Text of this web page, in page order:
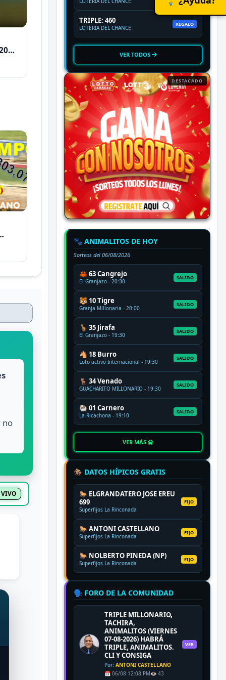
no
VIVO
TRIPLE: 460
LOTERIA DEL CHANCE
REGALO
VER TODOS
DESTACADO
🐾 ANIMALITOS DE HOY
Sorteos del 06/08/2026
🦀 63 Cangrejo
El Granjazo - 20:30
SALIDO
🐯 10 Tigre
Granja Millonaria - 20:00
SALIDO
🦒 35 Jirafa
El Granjazo - 19:30
SALIDO
🐴 18 Burro
Loto activo Internacional - 19:30
SALIDO
🦌 34 Venado
GUACHARITO MILLONARIO - 19:30
SALIDO
🐏 01 Carnero
La Ricachona - 19:10
SALIDO
VER MÁS
🏇 DATOS HÍPICOS GRATIS
🐎 ELGRANDATERO JOSE EREU
699
Superfijos La Rinconada
FIJO
🐎 ANTONI CASTELLANO
Superfijos La Rinconada
FIJO
🐎 NOLBERTO PINEDA (NP)
Superfijos La Rinconada
FIJO
🗣️ FORO DE LA COMUNIDAD
TRIPLE MILLONARIO,
TACHIRA,
ANIMALITOS (VIERNES
07-08-2026) HABRÁ
TRIPLE, ANIMALITOS.
CLI Y CONSIGA
Por: ANTONI CASTELLANO
📅 06/08 12:08 PM👁️ 43
VER